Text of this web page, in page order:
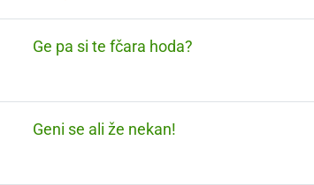
Ge pa si te fčara hoda?
Geni se ali že nekan!